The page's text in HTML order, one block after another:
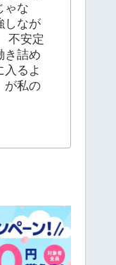
ゃな
しなが
不安定
き詰め
入るよ
が私の